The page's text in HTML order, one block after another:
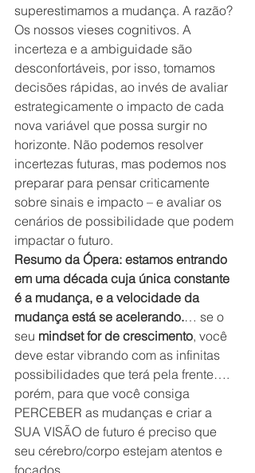
superestimamos a mudança. A razão?
Os nossos vieses cognitivos. A
incerteza e a ambiguidade são
desconfortáveis, por isso, tomamos
decisões rápidas, ao invés de avaliar
estrategicamente o impacto de cada
nova variável que possa surgir no
horizonte. Não podemos resolver
incertezas futuras, mas podemos nos
preparar para pensar criticamente
sobre sinais e impacto – e avaliar os
cenários de possibilidade que podem
impactar o futuro.
Resumo da Ópera: estamos entrando
em uma década cuja única constante
é a mudança, e a velocidade da
mudança está se acelerando.… se o
seu mindset for de crescimento, você
deve estar vibrando com as infinitas
possibilidades que terá pela frente….
porém, para que você consiga
PERCEBER as mudanças e criar a
SUA VISÃO de futuro é preciso que
seu cérebro/corpo estejam atentos e
focados.